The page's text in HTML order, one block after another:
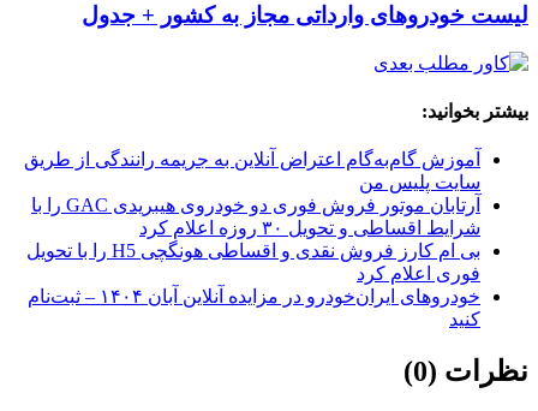
لیست خودروهای وارداتی مجاز به کشور + جدول
بیشتر بخوانید:
آموزش گام‌به‌گام اعتراض آنلاین به جریمه رانندگی از طریق
سایت پلیس من
آرتابان موتور فروش فوری دو خودروی هیبریدی GAC را با
شرایط اقساطی و تحویل ۳۰ روزه اعلام کرد
بی ام کارز فروش نقدی و اقساطی هونگچی H5 را با تحویل
فوری اعلام کرد
خودروهای ایران‌خودرو در مزایده آنلاین آبان ۱۴۰۴ – ثبت‌نام
کنید
نظرات (0)